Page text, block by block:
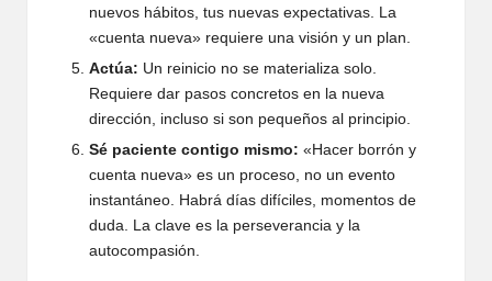
nuevos hábitos, tus nuevas expectativas. La
«cuenta nueva» requiere una visión y un plan.
Actúa: Un reinicio no se materializa solo.
Requiere dar pasos concretos en la nueva
dirección, incluso si son pequeños al principio.
Sé paciente contigo mismo: «Hacer borrón y
cuenta nueva» es un proceso, no un evento
instantáneo. Habrá días difíciles, momentos de
duda. La clave es la perseverancia y la
autocompasión.